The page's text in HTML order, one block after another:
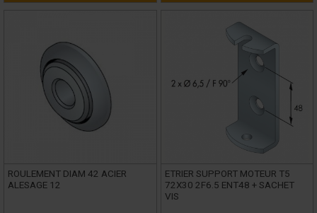
ROULEMENT DIAM 42 ACIER
ALESAGE 12
ETRIER SUPPORT MOTEUR T5
72X30 2F6.5 ENT48 + SACHET
VIS